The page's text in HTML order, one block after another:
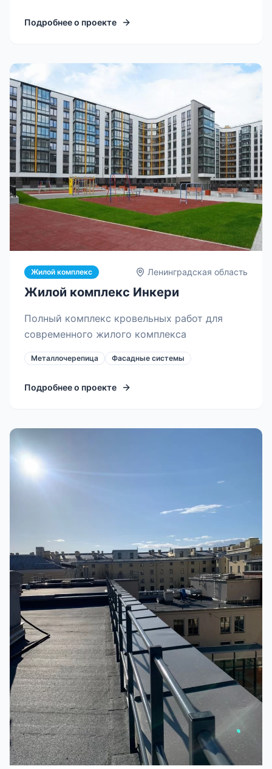
Подробнее о проекте
Жилой комплекс Ленинградская область
Жилой комплекс Инкери
Полный комплекс кровельных работ для
современного жилого комплекса
Металлочерепица Фасадные системы
Подробнее о проекте